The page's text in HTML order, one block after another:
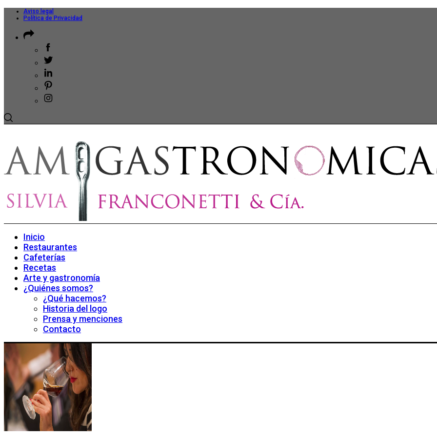
Aviso legal
Política de Privacidad
Inicio
Restaurantes
Cafeterías
Recetas
Arte y gastronomía
¿Quiénes somos?
¿Qué hacemos?
Historia del logo
Prensa y menciones
Contacto